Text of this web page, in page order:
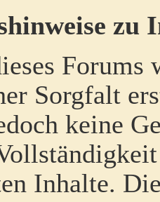
zu
Forums
Sorgfalt
keine
Inhalte.